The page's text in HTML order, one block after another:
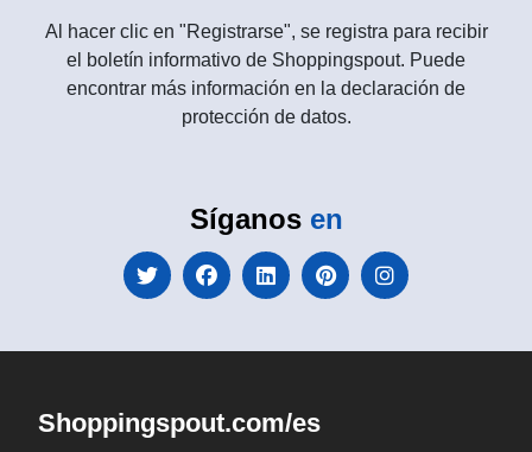
Al hacer clic en "Registrarse", se registra para recibir
el boletín informativo de Shoppingspout. Puede
encontrar más información en la declaración de
protección de datos.
Síganos en
Shoppingspout.com/es